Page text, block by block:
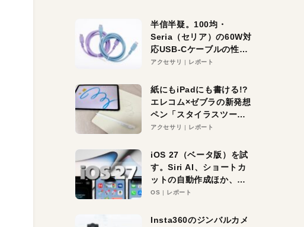
半信半疑。100均・
Seria（セリア）の60W対
応USB-Cケーブルの性能
を検証。超コスパの1本を
アクセサリ レポート
紙にもiPadにも書ける!?
エレコム×ゼブラの新発想
ペン「スタイラスツーウ
ェイ」レビュー。持ち替
アクセサリ レポート
iOS 27（ベータ版）を試
す。Siri AI、ショートカ
ットの自動作成ほか、期
待大の便利機能5選。
る未来はすぐそこ！
OS レポート
Insta360のジンバルカメ